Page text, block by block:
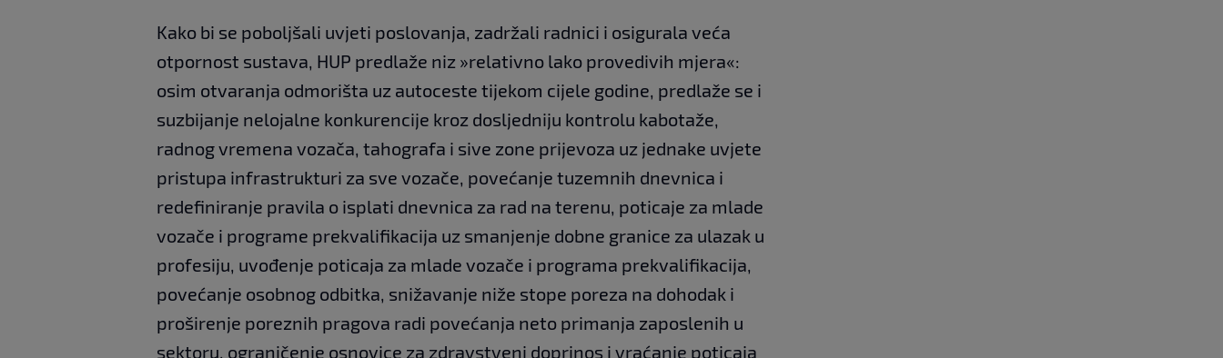
Kako bi se poboljšali uvjeti poslovanja, zadržali radnici i osigurala veća
otpornost sustava, HUP predlaže niz »relativno lako provedivih mjera«:
osim otvaranja odmorišta uz autoceste tijekom cijele godine, predlaže se i
suzbijanje nelojalne konkurencije kroz dosljedniju kontrolu kabotaže,
radnog vremena vozača, tahografa i sive zone prijevoza uz jednake uvjete
pristupa infrastrukturi za sve vozače, povećanje tuzemnih dnevnica i
redefiniranje pravila o isplati dnevnica za rad na terenu, poticaje za mlade
vozače i programe prekvalifikacija uz smanjenje dobne granice za ulazak u
profesiju, uvođenje poticaja za mlade vozače i programa prekvalifikacija,
povećanje osobnog odbitka, snižavanje niže stope poreza na dohodak i
proširenje poreznih pragova radi povećanja neto primanja zaposlenih u
sektoru, ograničenje osnovice za zdravstveni doprinos i vraćanje poticaja